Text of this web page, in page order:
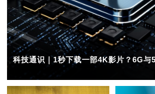
科技通识｜1秒下载一部4K影片？6G与